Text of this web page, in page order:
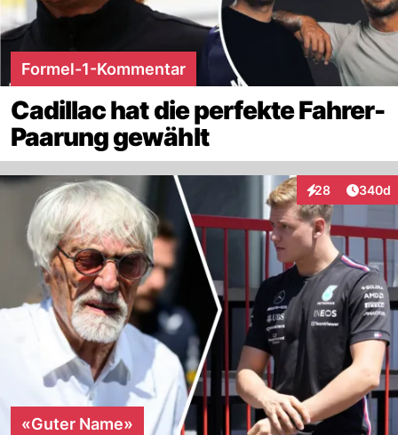
Formel-1-Kommentar
Cadillac hat die perfekte Fahrer-
Paarung gewählt
28
Interaktionen
340d
«Guter Name»